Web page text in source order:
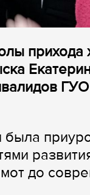
была
до